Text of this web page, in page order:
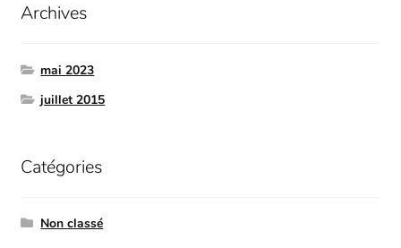
Archives
mai 2023
juillet 2015
Catégories
Non classé